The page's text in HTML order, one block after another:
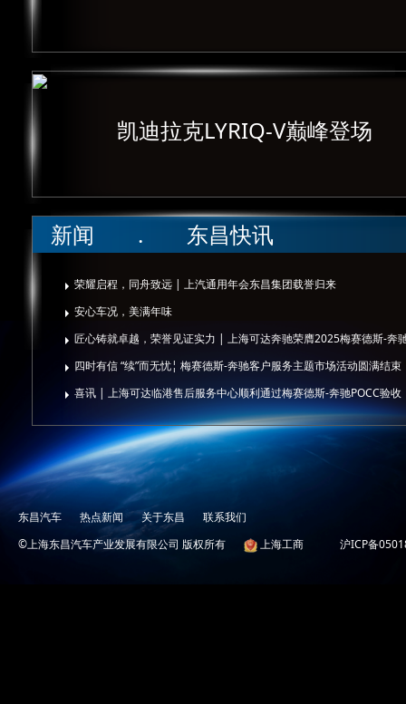
凯迪拉克LYRIQ-V巅峰登场
新闻 . 东昌快讯
荣耀启程，同舟致远 | 上汽通用年会东昌集团载誉归来
安心车况，美满年味
匠心铸就卓越，荣誉见证实力 | 上海可达奔驰荣膺2025梅赛德斯-奔
四时有信 “续”而无忧¦ 梅赛德斯-奔驰客户服务主题市场活动圆满结束
喜讯 | 上海可达临港售后服务中心顺利通过梅赛德斯-奔驰POCC验收
东昌汽车 热点新闻 关于东昌
联系我们
©上海东昌汽车产业发展有限公司 版权所有
上海工商 沪ICP备